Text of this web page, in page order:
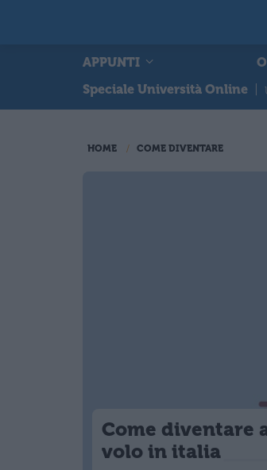
APPUNTI
Speciale Università Online
HOME COME DIVENTARE
Come diventare
volo in italia